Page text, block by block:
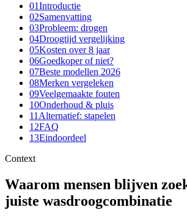
01Introductie
02Samenvatting
03Probleem: drogen
04Droogtijd vergelijking
05Kosten over 8 jaar
06Goedkoper of niet?
07Beste modellen 2026
08Merken vergeleken
09Veelgemaakte fouten
10Onderhoud & pluis
11Alternatief: stapelen
12FAQ
13Eindoordeel
Context
Waarom mensen blijven
juiste wasdroogcombinatie